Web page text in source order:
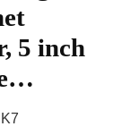
5 inch